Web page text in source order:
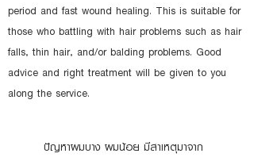
period and fast wound healing. This is suitable for
those who battling with hair problems such as hair
falls, thin hair, and/or balding problems. Good
advice and right treatment will be given to you
along the service.
ปัญหาผมบาง ผมน้อย มีสาเหตุมาจาก